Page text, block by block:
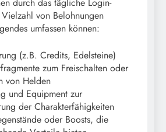
von Belohnungen
umfassen können:
(z.B. Credits, Edelsteine)
zum Freischalten oder
von Helden
und Equipment zur
der Charakterfähigkeiten
oder Boosts, die